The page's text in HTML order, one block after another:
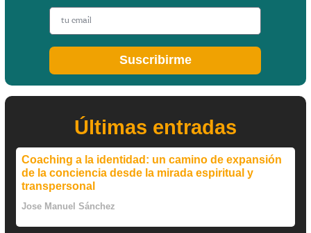
Últimas entradas
Coaching a la identidad: un camino de expansión
de la conciencia desde la mirada espiritual y
transpersonal
Jose Manuel Sánchez
Suscribirme